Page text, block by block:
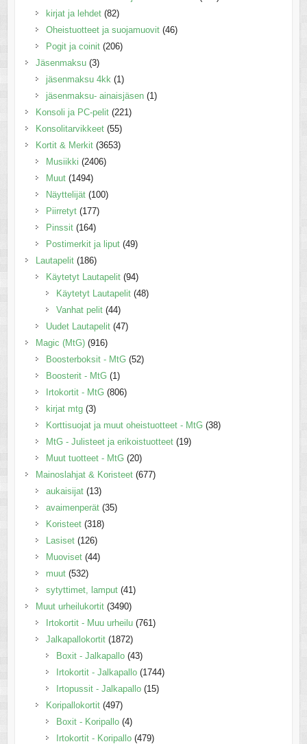
kirjat ja lehdet (82)
Oheistuotteet ja suojamuovit (46)
Pogit ja coinit (206)
Jäsenmaksu (3)
jäsenmaksu 4kk (1)
jäsenmaksu- ainaisjäsen (1)
Konsoli ja PC-pelit (221)
Konsolitarvikkeet (55)
Kortit & Merkit (3653)
Musiikki (2406)
Muut (1494)
Näyttelijät (100)
Piirretyt (177)
Pinssit (164)
Postimerkit ja liput (49)
Lautapelit (186)
Käytetyt Lautapelit (94)
Käytetyt Lautapelit (48)
Vanhat pelit (44)
Uudet Lautapelit (47)
Magic (MtG) (916)
Boosterboksit - MtG (52)
Boosterit - MtG (1)
Irtokortit - MtG (806)
kirjat mtg (3)
Korttisuojat ja muut oheistuotteet - MtG (38)
MtG - Julisteet ja erikoistuotteet (19)
Muut tuotteet - MtG (20)
Mainoslahjat & Koristeet (677)
aukaisijat (13)
avaimenperät (35)
Koristeet (318)
Lasiset (126)
Muoviset (44)
muut (532)
sytyttimet, lamput (41)
Muut urheilukortit (3490)
Irtokortit - Muu urheilu (761)
Jalkapallokortit (1872)
Boxit - Jalkapallo (43)
Irtokortit - Jalkapallo (1744)
Irtopussit - Jalkapallo (15)
Koripallokortit (497)
Boxit - Koripallo (4)
Irtokortit - Koripallo (479)